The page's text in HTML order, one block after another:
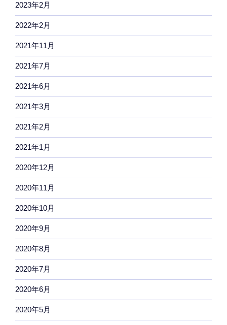
2023年2月
2022年2月
2021年11月
2021年7月
2021年6月
2021年3月
2021年2月
2021年1月
2020年12月
2020年11月
2020年10月
2020年9月
2020年8月
2020年7月
2020年6月
2020年5月